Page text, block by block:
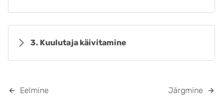
3. Kuulutaja käivitamine
Eelmine Järgmine